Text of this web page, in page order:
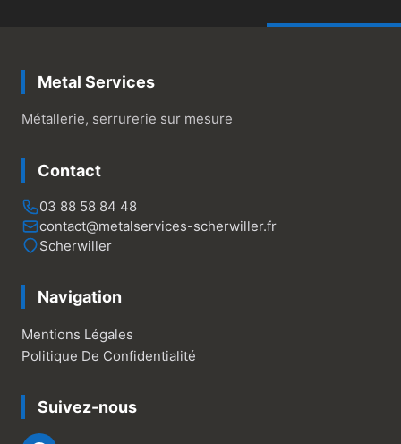
Metal Services
Métallerie, serrurerie sur mesure
Contact
03 88 58 84 48
contact@metalservices-scherwiller.fr
Scherwiller
Navigation
Mentions Légales
Politique De Confidentialité
Suivez-nous